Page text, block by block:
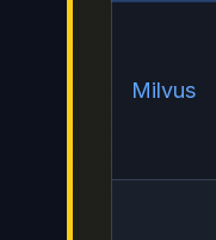
Milvus